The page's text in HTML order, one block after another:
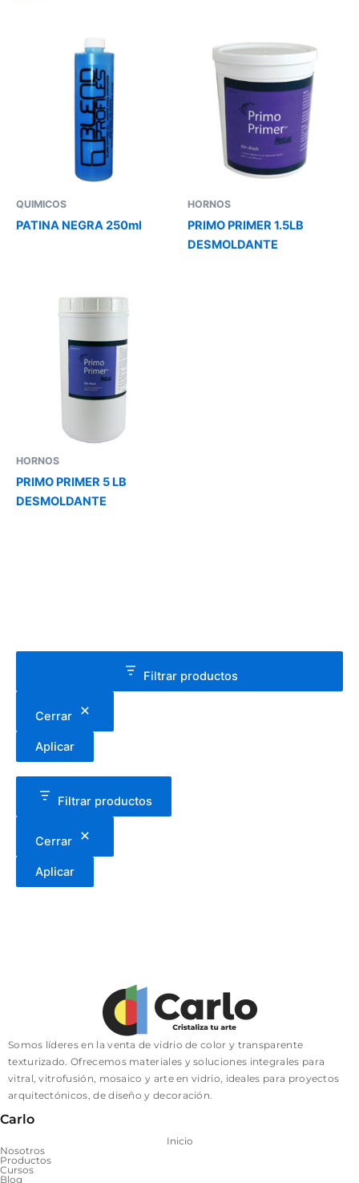
Filtrar productos
Cerrar
Aplicar
Filtrar productos
Cerrar
Aplicar
QUIMICOS
PATINA NEGRA 250ml
HORNOS
PRIMO PRIMER 1.5LB
DESMOLDANTE
HORNOS
PRIMO PRIMER 5 LB
DESMOLDANTE
Somos líderes en la venta de vidrio de color y transparente
texturizado. Ofrecemos materiales y soluciones integrales para
vitral, vitrofusión, mosaico y arte en vidrio, ideales para proyectos
arquitectónicos, de diseño y decoración.
Carlo
Inicio
Nosotros
Productos
Cursos
Blog